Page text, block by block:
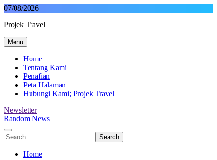
Skip
content
07/08/2026
Projek Travel
Malaysia Travel Portal
Menu
Home
Tentang Kami
Penafian
Peta Halaman
Hubungi Kami; Projek Travel
Newsletter
Random News
Search
for:
Home